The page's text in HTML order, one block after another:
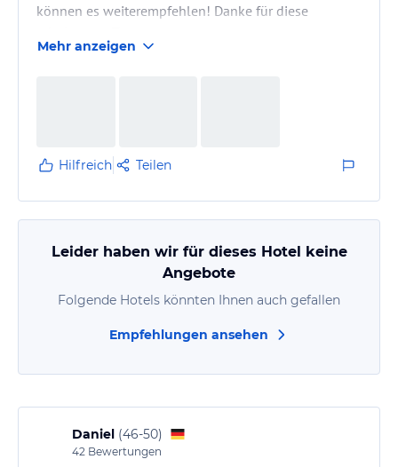
können es weiterempfehlen! Danke für diese
Mehr anzeigen
Hilfreich Teilen
Leider haben wir für dieses Hotel keine
Angebote
Folgende Hotels könnten Ihnen auch gefallen
Empfehlungen ansehen
Daniel (46-50)
42 Bewertungen